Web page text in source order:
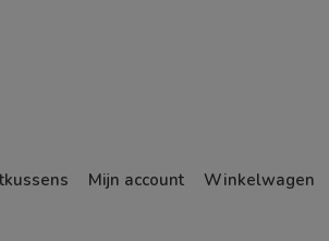
Mijn account Winkelwagen